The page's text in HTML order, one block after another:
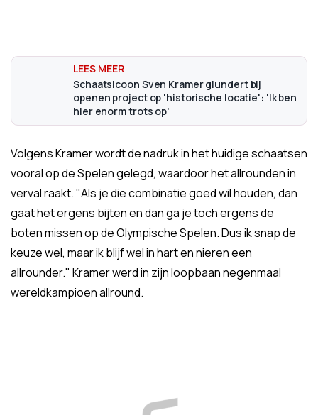
Schaatsicoon Sven Kramer glundert bij
openen project op 'historische locatie': 'Ik ben
hier enorm trots op'
Volgens Kramer wordt de nadruk in het huidige schaatsen
vooral op de Spelen gelegd, waardoor het allrounden in
verval raakt. "Als je die combinatie goed wil houden, dan
gaat het ergens bijten en dan ga je toch ergens de
boten missen op de Olympische Spelen. Dus ik snap de
keuze wel, maar ik blijf wel in hart en nieren een
allrounder." Kramer werd in zijn loopbaan negenmaal
wereldkampioen allround.